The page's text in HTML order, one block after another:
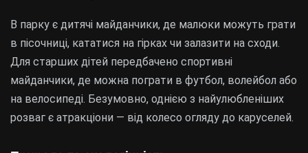
В парку є дитячі майданчики, де малюки можуть грати
в пісочниці, кататися на гірках чи залазити на сходи.
Для старших дітей передбачено спортивні
майданчики, де можна пограти в футбол, волейбол або
на велосипеді. Безумовно, однією з найулюбленіших
розваг є атракціони — від колесо огляду до каруселей.